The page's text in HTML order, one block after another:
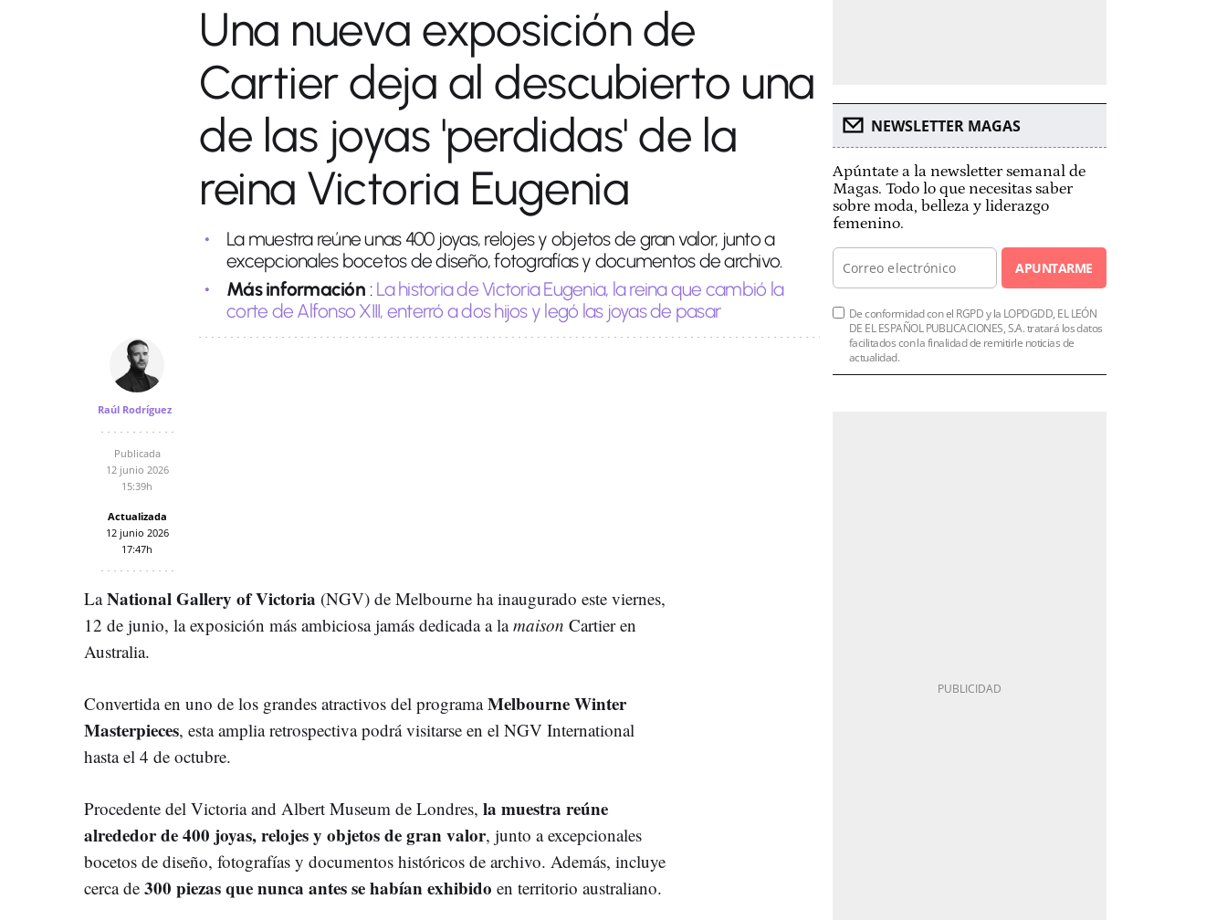
Una nueva exposición de
Cartier deja al descubierto una
de las joyas 'perdidas' de la
reina Victoria Eugenia
La muestra reúne unas 400 joyas, relojes y objetos de gran valor, junto a
excepcionales bocetos de diseño, fotografías y documentos de archivo.
Más información : La historia de Victoria Eugenia, la reina que cambió la
corte de Alfonso XIII, enterró a dos hijos y legó las joyas de pasar
Raúl Rodríguez
Publicada
12 junio 2026
15:39h
Actualizada
12 junio 2026
17:47h
LaNational Gallery of Victoria (NGV) de Melbourne ha inaugurado este viernes,
12 de junio, la exposición más ambiciosa jamás dedicada a lamaison Cartier en
Australia.
Convertida en uno de los grandes atractivos del programaMelbourne Winter
Masterpieces, esta amplia retrospectiva podrá visitarse en el NGV International
hasta el 4 de octubre.
Procedente del Victoria and Albert Museum de Londres, la muestra reúne
alrededor de 400 joyas, relojes y objetos de gran valor, junto a excepcionales
bocetos de diseño, fotografías y documentos históricos de archivo. Además, incluye
cerca de 300 piezas que nunca antes se habían exhibido en territorio australiano.
NEWSLETTER MAGAS
Apúntate a la newsletter semanal de
Magas. Todo lo que necesitas saber
sobre moda, belleza y liderazgo
femenino.
APUNTARME
De conformidad con el RGPD y la LOPDGDD, EL LEÓN
DE EL ESPAÑOL PUBLICACIONES, S.A. tratará los datos
facilitados con la finalidad de remitirle noticias de
actualidad.